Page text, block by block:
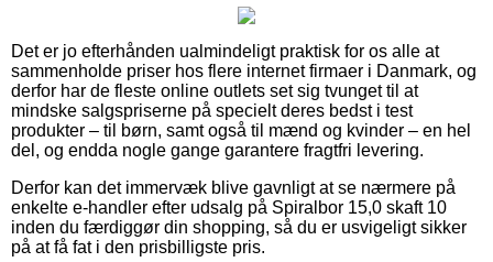
Det er jo efterhånden ualmindeligt praktisk for os alle at
sammenholde priser hos flere internet firmaer i Danmark, og
derfor har de fleste online outlets set sig tvunget til at
mindske salgspriserne på specielt deres bedst i test
produkter – til børn, samt også til mænd og kvinder – en hel
del, og endda nogle gange garantere fragtfri levering.
Derfor kan det immervæk blive gavnligt at se nærmere på
enkelte e-handler efter udsalg på Spiralbor 15,0 skaft 10
inden du færdiggør din shopping, så du er usvigeligt sikker
på at få fat i den prisbilligste pris.